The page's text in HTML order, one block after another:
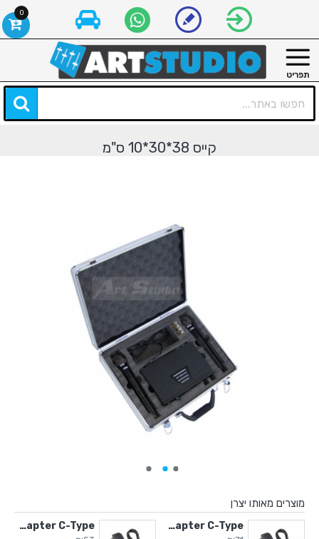
קייס 38*30*10 ס"מ
מוצרים מאותו יצרן
5V / 2A Adapter C-Type
5V / 2A Adapter C-Type
0